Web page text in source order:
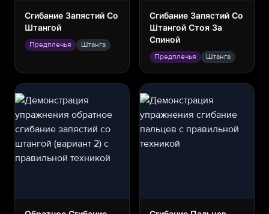
Сгибание Запястий Со
Штангой
Предплечья Штанга
Сгибание Запястий Со
Штангой Стоя За
Спиной
Предплечья Штанга